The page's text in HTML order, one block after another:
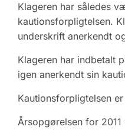
Klageren har således
kautionsforpligtelsen.
underskrift anerkendt
Klageren har indbetalt
igen anerkendt sin
Kautionsforpligtelsen
Årsopgørelsen for